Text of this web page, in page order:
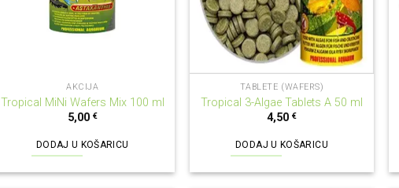
AKCIJA
Tropical MiNi Wafers Mix 100 ml
5,00 €
DODAJ U KOŠARICU
TABLETE (WAFERS)
Tropical 3-Algae Tablets A 50 ml
4,50 €
DODAJ U KOŠARICU